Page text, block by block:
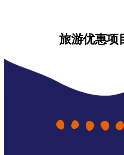
旅游优惠项